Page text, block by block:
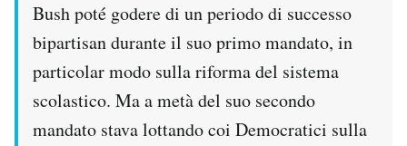
Bush poté godere di un periodo di successo
bipartisan durante il suo primo mandato, in
particolar modo sulla riforma del sistema
scolastico. Ma a metà del suo secondo
mandato stava lottando coi Democratici sulla